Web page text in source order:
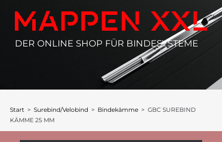
DER ONLINE SHOP FÜR BINDESYSTEME
Start > Surebind/Velobind > Bindekämme > GBC SUREBIND
KÄMME 25 MM